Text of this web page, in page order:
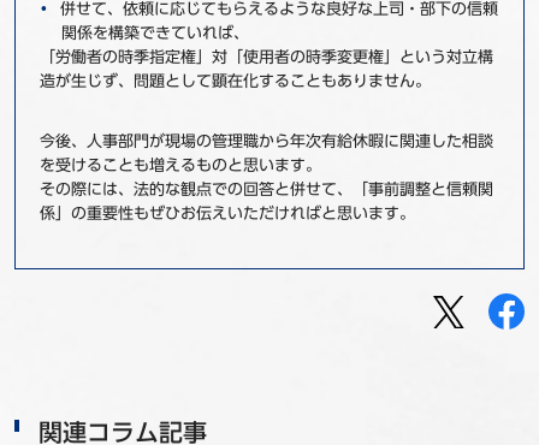
併せて、依頼に応じてもらえるような良好な上司・部下の信頼
関係を構築できていれば、
「労働者の時季指定権」対「使用者の時季変更権」という対立構
造が生じず、問題として顕在化することもありません。
今後、人事部門が現場の管理職から年次有給休暇に関連した相談
を受けることも増えるものと思います。
その際には、法的な観点での回答と併せて、「事前調整と信頼関
係」の重要性もぜひお伝えいただければと思います。
関連コラム記事